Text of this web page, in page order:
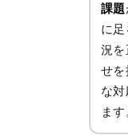
課題
に
況を
せを
な
ます